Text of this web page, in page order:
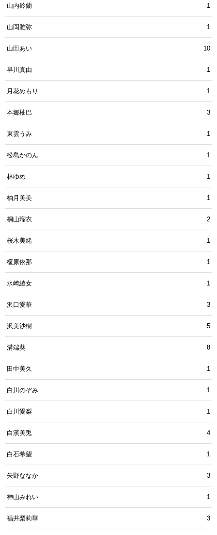
山内鈴蘭 1
山岡雅弥 1
山田あい 10
早川真由 1
月花めもり 1
本郷柚巴 3
東雲うみ 1
松島かのん 1
林ゆめ 1
柚月美美 1
桐山瑠衣 2
桜木美緒 1
榎原依那 1
水崎綾女 1
沢口愛華 3
沢美沙樹 5
溝端葵 8
田中美久 1
白川のぞみ 1
白川愛梨 1
白濱美兎 4
白石希望 1
矢野ななか 3
神山みれい 1
福井梨莉華 3